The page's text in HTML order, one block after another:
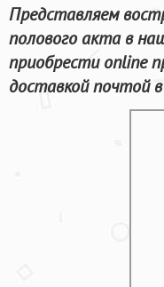
Представляем
полового акта в
приобрести online
доставкой почтой